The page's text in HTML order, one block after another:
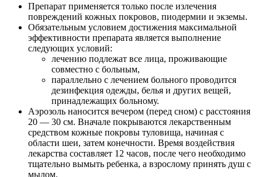
Препарат применяется только после излечения
повреждений кожных покровов, пиодермии и экземы.
Обязательным условием достижения максимальной
эффективности препарата является выполнение
следующих условий:
лечению подлежат все лица, проживающие
совместно с больным,
параллельно с лечением больного проводится
дезинфекция одежды, белья и других вещей,
принадлежащих больному.
Аэрозоль наносится вечером (перед сном) с расстояния
20 — 30 см. Вначале покрываются лекарственным
средством кожные покровы туловища, начиная с
области шеи, затем конечности. Время воздействия
лекарства составляет 12 часов, после чего необходимо
тщательно вымыть ребенка, а взрослому принять душ с
мылом.